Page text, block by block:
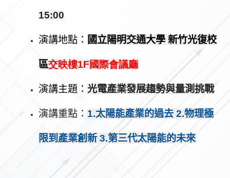
15:00
演講地點： 國立陽明交通大學 新竹光復校
區交映樓1F國際會議廳
演講主題： 光電產業發展趨勢與量測挑戰
演講重點： 1.太陽能產業的過去 2.物理極
限到產業創新 3.第三代太陽能的未來